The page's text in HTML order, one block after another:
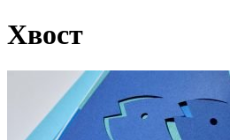
Хвост